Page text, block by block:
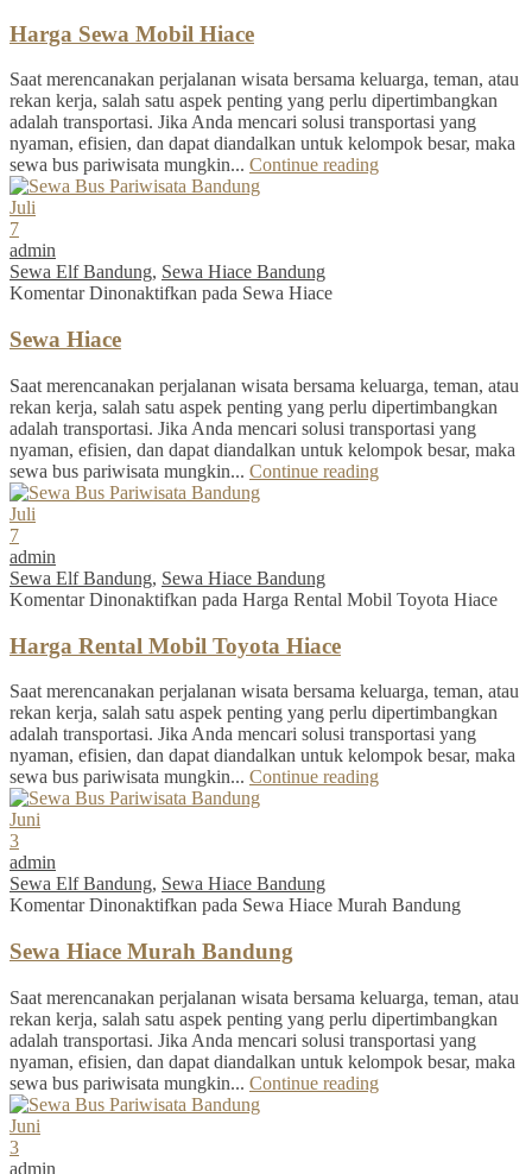
Harga Sewa Mobil Hiace
Saat merencanakan perjalanan wisata bersama keluarga, teman, atau
rekan kerja, salah satu aspek penting yang perlu dipertimbangkan
adalah transportasi. Jika Anda mencari solusi transportasi yang
nyaman, efisien, dan dapat diandalkan untuk kelompok besar, maka
sewa bus pariwisata mungkin... Continue reading
Juli
7
admin
Sewa Elf Bandung, Sewa Hiace Bandung
Komentar Dinonaktifkan pada Sewa Hiace
Sewa Hiace
Saat merencanakan perjalanan wisata bersama keluarga, teman, atau
rekan kerja, salah satu aspek penting yang perlu dipertimbangkan
adalah transportasi. Jika Anda mencari solusi transportasi yang
nyaman, efisien, dan dapat diandalkan untuk kelompok besar, maka
sewa bus pariwisata mungkin... Continue reading
Juli
7
admin
Sewa Elf Bandung, Sewa Hiace Bandung
Komentar Dinonaktifkan pada Harga Rental Mobil Toyota Hiace
Harga Rental Mobil Toyota Hiace
Saat merencanakan perjalanan wisata bersama keluarga, teman, atau
rekan kerja, salah satu aspek penting yang perlu dipertimbangkan
adalah transportasi. Jika Anda mencari solusi transportasi yang
nyaman, efisien, dan dapat diandalkan untuk kelompok besar, maka
sewa bus pariwisata mungkin... Continue reading
Juni
3
admin
Sewa Elf Bandung, Sewa Hiace Bandung
Komentar Dinonaktifkan pada Sewa Hiace Murah Bandung
Sewa Hiace Murah Bandung
Saat merencanakan perjalanan wisata bersama keluarga, teman, atau
rekan kerja, salah satu aspek penting yang perlu dipertimbangkan
adalah transportasi. Jika Anda mencari solusi transportasi yang
nyaman, efisien, dan dapat diandalkan untuk kelompok besar, maka
sewa bus pariwisata mungkin... Continue reading
Juni
3
admin